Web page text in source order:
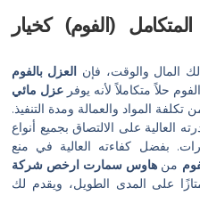
(الفوم) كخيار
المال والوقت، فإن العزل بالفوم
حلاً متكاملاً لأنه يوفرعزل مائي
المواد والعمالة ومدة التنفيذ.
العالية على الالتصاق بجميع أنواع
بفضل كفاءته العالية في منع
منهاوس سمارت ارخص شركة
على المدى الطويل، ويقدم لك